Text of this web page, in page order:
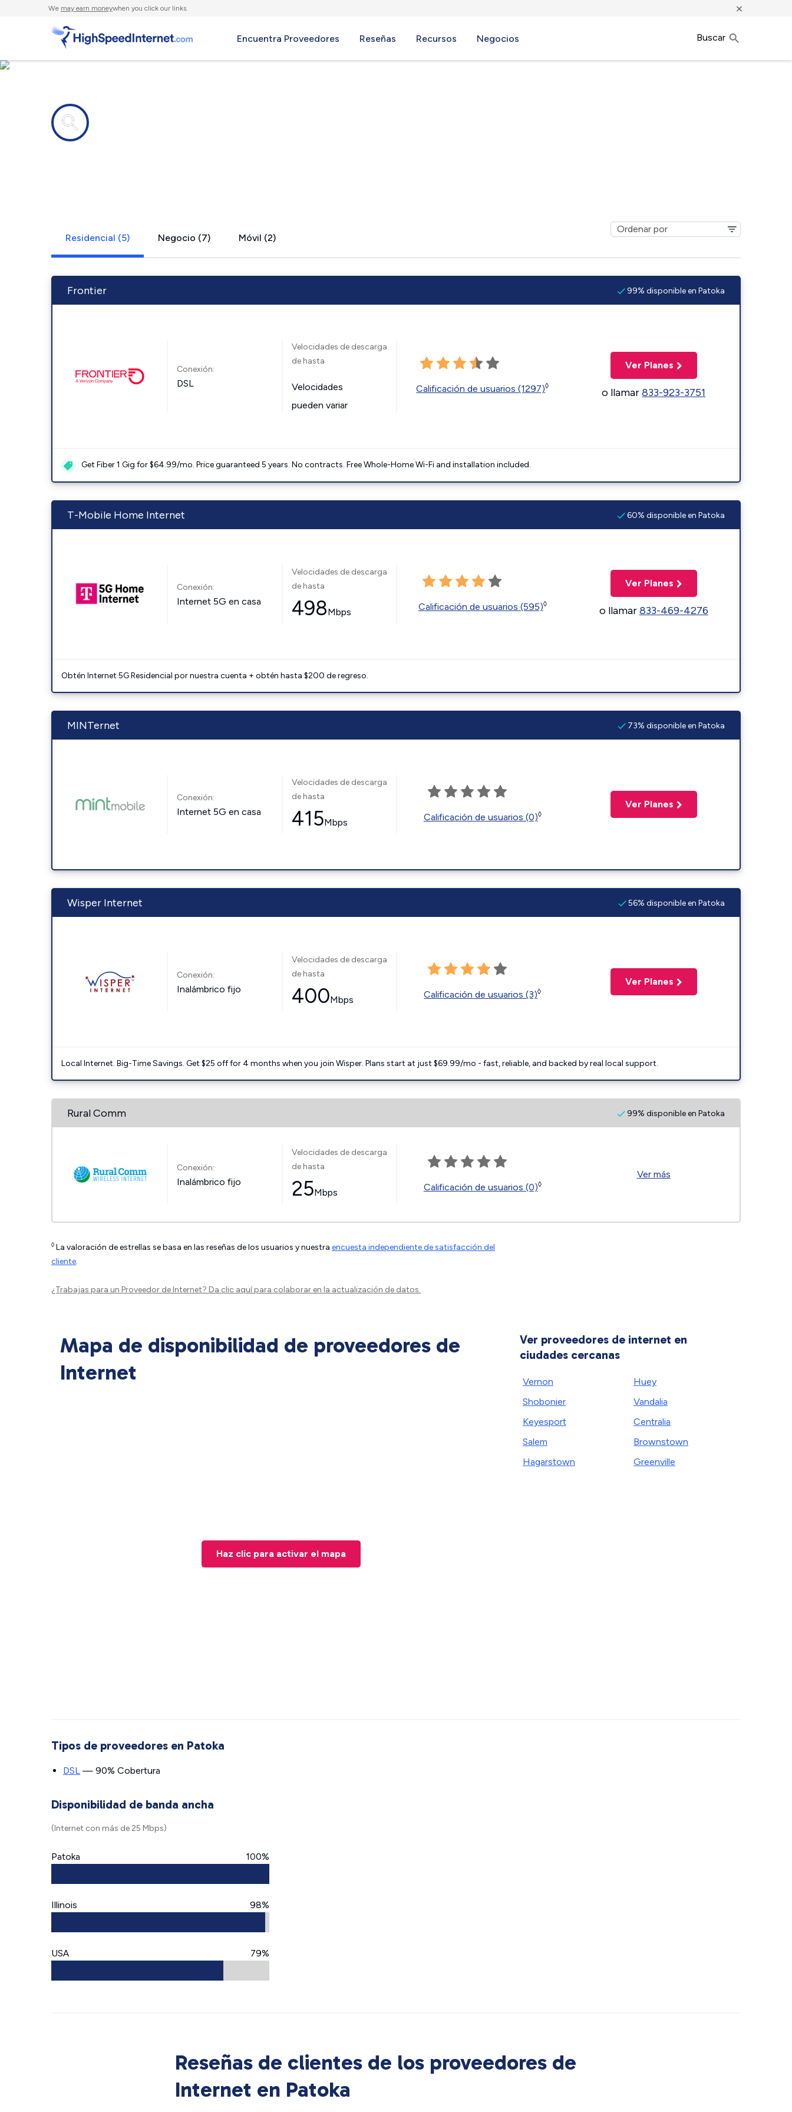
We may earn moneywhen you click our links. ×
Encuentra Proveedores Reseñas Recursos Negocios Buscar
Residencial (5) Negocio (7) Móvil (2)
Frontier 99% disponible en Patoka
Conexión:
DSL
Velocidades de descarga
de hasta
Velocidades
pueden variar
Calificación de usuarios (1297)◊
Ver Planes
o llamar833-923-3751
Get Fiber 1 Gig for $64.99/mo. Price guaranteed 5 years. No contracts. Free Whole-Home Wi-Fi and installation included.
T-Mobile Home Internet 60% disponible en Patoka
Conexión:
Internet 5G en casa
Velocidades de descarga
de hasta
498Mbps Calificación de usuarios (595)◊
Ver Planes
o llamar833-469-4276
Obtén Internet 5G Residencial por nuestra cuenta + obtén hasta $200 de regreso.
MINTernet 73% disponible en Patoka
Conexión:
Internet 5G en casa
Velocidades de descarga
de hasta
415Mbps Calificación de usuarios (0)◊
Ver Planes
Wisper Internet 56% disponible en Patoka
Conexión:
Inalámbrico fijo
Velocidades de descarga
de hasta
400Mbps Calificación de usuarios (3)◊
Ver Planes
Local Internet. Big-Time Savings. Get $25 off for 4 months when you join Wisper. Plans start at just $69.99/mo - fast, reliable, and backed by real local support.
Rural Comm 99% disponible en Patoka
Conexión:
Inalámbrico fijo
Velocidades de descarga
de hasta
25Mbps Calificación de usuarios (0)◊
Ver más
◊ La valoración de estrellas se basa en las reseñas de los usuarios y nuestra encuesta independiente de satisfacción del
cliente.
¿Trabajas para un Proveedor de Internet? Da clic aquípara colaborar en la actualización de datos.
Mapa de disponibilidad de proveedores de
Internet
Haz clic para activar el mapa
Ver proveedores de internet en
ciudades cercanas
Vernon
Shobonier
Keyesport
Salem
Hagarstown
Huey
Vandalia
Centralia
Brownstown
Greenville
Tipos de proveedores en Patoka
DSL — 90% Cobertura
Disponibilidad de banda ancha
(Internet con más de 25 Mbps)
Patoka 100%
Illinois 98%
USA 79%
Reseñas de clientes de los proveedores de
Internet en Patoka